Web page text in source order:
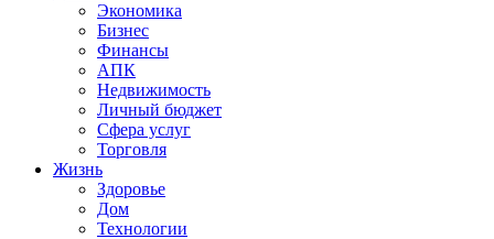
Экономика
Бизнес
Финансы
АПК
Недвижимость
Личный бюджет
Сфера услуг
Торговля
Жизнь
Здоровье
Дом
Технологии